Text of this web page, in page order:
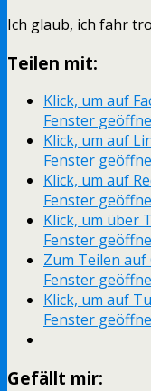
Ich glaub, ich fahr
Teilen mit:
Klick, um auf
Fenster
Klick, um auf
Fenster
Klick, um auf
Fenster
Klick, um über
Fenster
Zum Teilen auf
Fenster
Klick, um auf
Fenster
Gefällt mir: